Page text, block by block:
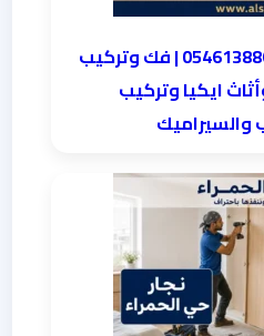
نجار الشبيكة بمكة 0546138860⁩ | فك وتركيب
ايكيا وتركيب
والسيراميك